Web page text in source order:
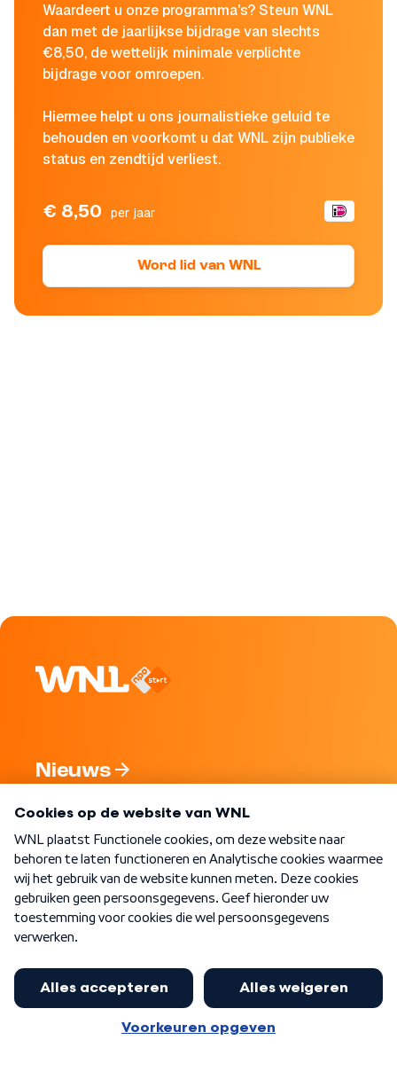
Waardeert u onze programma's? Steun WNL
dan met de jaarlijkse bijdrage van slechts
€8,50, de wettelijk minimale verplichte
bijdrage voor omroepen.
Hiermee helpt u ons journalistieke geluid te
behouden en voorkomt u dat WNL zijn publieke
status en zendtijd verliest.
€ 8,50 per jaar
Word lid van WNL
Nieuws
Nieuwsbrief
Word Lid